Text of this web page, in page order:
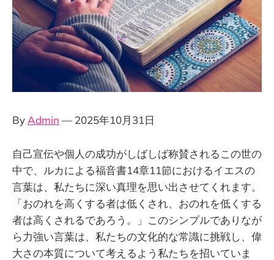
ByAdmin — 2025年10月31日
自己宣伝や個人の成功がしばしば称賛されるこの世の
中で、ルカによる福音書14章11節におけるイエスの
言葉は、私たちに深い真理を思い出させてくれます。
「おのれを高くする者は低くされ、おのれを低くする
者は高くされるであろう。」このシンプルでありなが
ら力強い言葉は、私たちの文化的な常識に挑戦し、偉
大さの本質について考えるよう私たちを招いていま